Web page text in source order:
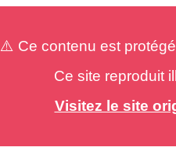
⚠️ Ce contenu est
Ce site reproduit
Visitez le site